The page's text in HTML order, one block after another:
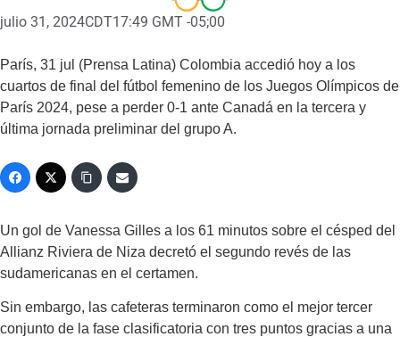
julio 31, 2024CDT17:49 GMT -05;00
París, 31 jul (Prensa Latina) Colombia accedió hoy a los
cuartos de final del fútbol femenino de los Juegos Olímpicos de
París 2024, pese a perder 0-1 ante Canadá en la tercera y
última jornada preliminar del grupo A.
Un gol de Vanessa Gilles a los 61 minutos sobre el césped del
Allianz Riviera de Niza decretó el segundo revés de las
sudamericanas en el certamen.
Sin embargo, las cafeteras terminaron como el mejor tercer
conjunto de la fase clasificatoria con tres puntos gracias a una